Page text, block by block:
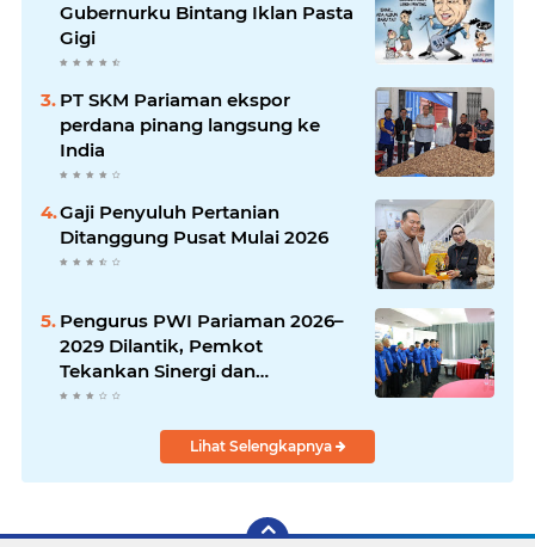
Gubernurku Bintang Iklan Pasta
Gigi
PT SKM Pariaman ekspor
perdana pinang langsung ke
India
Gaji Penyuluh Pertanian
Ditanggung Pusat Mulai 2026
Pengurus PWI Pariaman 2026–
2029 Dilantik, Pemkot
Tekankan Sinergi dan
Profesionalisme Pers
Lihat Selengkapnya